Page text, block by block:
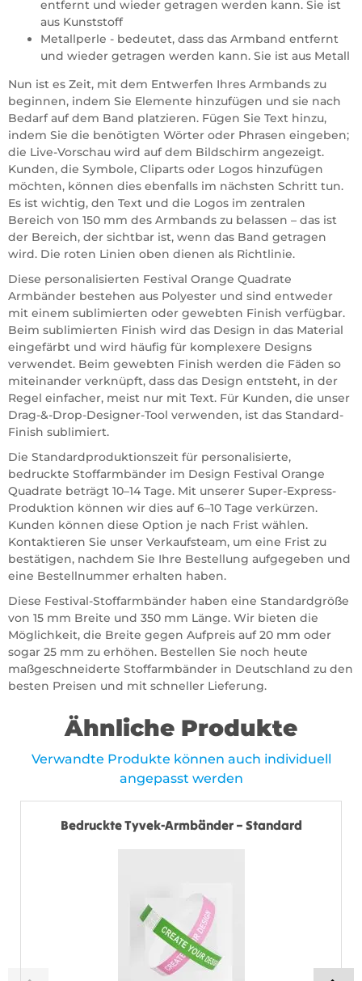
entfernt und wieder getragen werden kann. Sie ist
aus Kunststoff
Metallperle - bedeutet, dass das Armband entfernt
und wieder getragen werden kann. Sie ist aus Metall
Nun ist es Zeit, mit dem Entwerfen Ihres Armbands zu
beginnen, indem Sie Elemente hinzufügen und sie nach
Bedarf auf dem Band platzieren. Fügen Sie Text hinzu,
indem Sie die benötigten Wörter oder Phrasen eingeben;
die Live-Vorschau wird auf dem Bildschirm angezeigt.
Kunden, die Symbole, Cliparts oder Logos hinzufügen
möchten, können dies ebenfalls im nächsten Schritt tun.
Es ist wichtig, den Text und die Logos im zentralen
Bereich von 150 mm des Armbands zu belassen – das ist
der Bereich, der sichtbar ist, wenn das Band getragen
wird. Die roten Linien oben dienen als Richtlinie.
Diese personalisierten Festival Orange Quadrate
Armbänder bestehen aus Polyester und sind entweder
mit einem sublimierten oder gewebten Finish verfügbar.
Beim sublimierten Finish wird das Design in das Material
eingefärbt und wird häufig für komplexere Designs
verwendet. Beim gewebten Finish werden die Fäden so
miteinander verknüpft, dass das Design entsteht, in der
Regel einfacher, meist nur mit Text. Für Kunden, die unser
Drag-&-Drop-Designer-Tool verwenden, ist das Standard-
Finish sublimiert.
Die Standardproduktionszeit für personalisierte,
bedruckte Stoffarmbänder im Design Festival Orange
Quadrate beträgt 10–14 Tage. Mit unserer Super-Express-
Produktion können wir dies auf 6–10 Tage verkürzen.
Kunden können diese Option je nach Frist wählen.
Kontaktieren Sie unser Verkaufsteam, um eine Frist zu
bestätigen, nachdem Sie Ihre Bestellung aufgegeben und
eine Bestellnummer erhalten haben.
Diese Festival-Stoffarmbänder haben eine Standardgröße
von 15 mm Breite und 350 mm Länge. Wir bieten die
Möglichkeit, die Breite gegen Aufpreis auf 20 mm oder
sogar 25 mm zu erhöhen. Bestellen Sie noch heute
maßgeschneiderte Stoffarmbänder in Deutschland zu den
besten Preisen und mit schneller Lieferung.
Ähnliche Produkte
Verwandte Produkte können auch individuell
angepasst werden
Bedruckte Tyvek-Armbänder – Standard